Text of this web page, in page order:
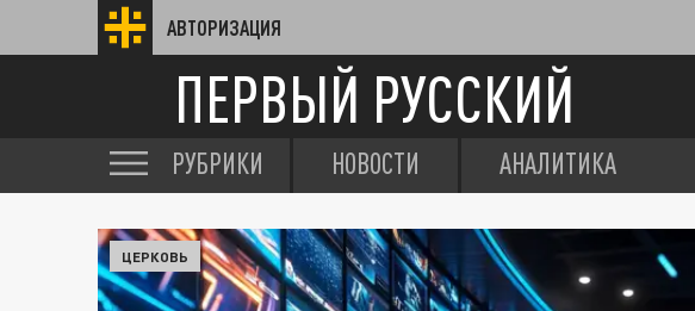
АВТОРИЗАЦИЯ
ПЕРВЫЙ РУССКИЙ
РУБРИКИ НОВОСТИ АНАЛИТИКА
ЦЕРКОВЬ